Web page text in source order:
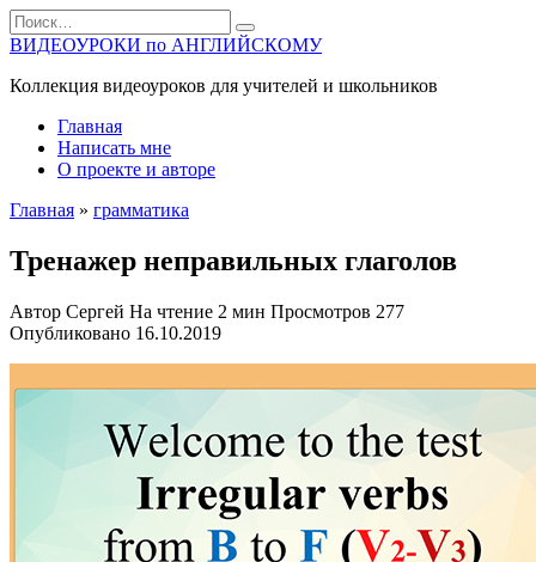
Перейти
к
содержанию
Search
for:
ВИДЕОУРОКИ по АНГЛИЙСКОМУ
Коллекция видеоуроков для учителей и школьников
Главная
Написать мне
О проекте и авторе
Главная » грамматика
Тренажер неправильных глаголов
Автор Сергей На чтение 2 мин Просмотров 277
Опубликовано 16.10.2019